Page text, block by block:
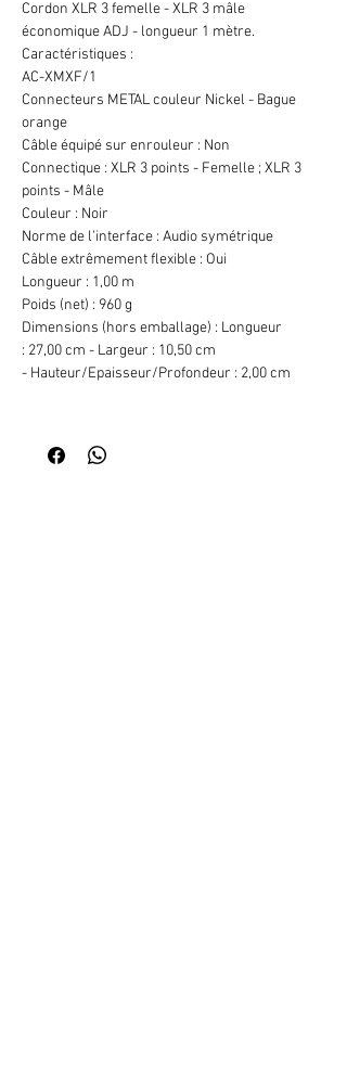
Cordon XLR 3 femelle - XLR 3 mâle
économique ADJ - longueur 1 mètre.
Caractéristiques :
AC-XMXF/1
Connecteurs METAL couleur Nickel - Bague
orange
Câble équipé sur enrouleur : Non
Connectique : XLR 3 points - Femelle ; XLR 3
points - Mâle
Couleur : Noir
Norme de l'interface : Audio symétrique
Câble extrêmement flexible : Oui
Longueur : 1,00 m
Poids (net) : 960 g
Dimensions (hors emballage) : Longueur
: 27,00 cm - Largeur : 10,50 cm
- Hauteur/Epaisseur/Profondeur : 2,00 cm